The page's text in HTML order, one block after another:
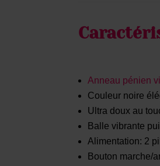
Anneau pénien
Couleur noire
Ultra doux au
Balle vibrante
Alimentation: 2
Bouton marche/